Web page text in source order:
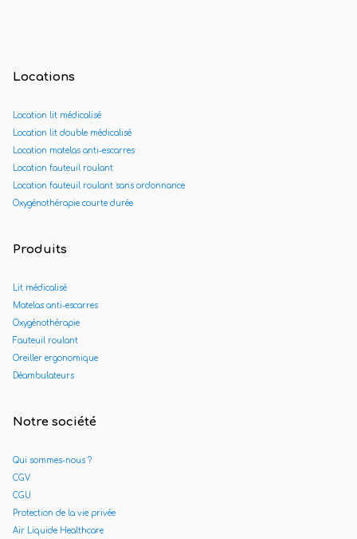
Locations
Location lit médicalisé
Location lit double médicalisé
Location matelas anti-escarres
Location fauteuil roulant
Location fauteuil roulant sans ordonnance
Oxygénothérapie courte durée
Produits
Lit médicalisé
Matelas anti-escarres
Oxygénothérapie
Fauteuil roulant
Oreiller ergonomique
Déambulateurs
Notre société
Qui sommes-nous ?
CGV
CGU
Protection de la vie privée
Air Liquide Healthcare